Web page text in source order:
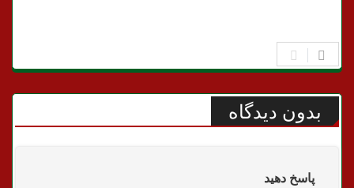
بدون دیدگاه
پاسخ دهید